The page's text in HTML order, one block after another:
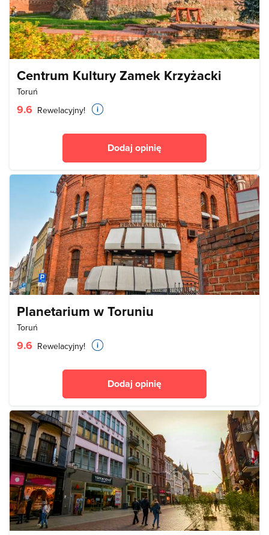
Centrum Kultury Zamek Krzyżacki
Toruń
9.6 Rewelacyjny!
Dodaj opinię
Planetarium w Toruniu
Toruń
9.6 Rewelacyjny!
Dodaj opinię